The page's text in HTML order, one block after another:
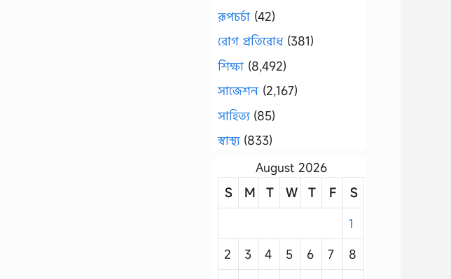
রূপচর্চা (42)
রোগ প্রতিরোধ(381)
শিক্ষা (8,492)
সাজেশন (2,167)
সাহিত্য(85)
স্বাস্থ্য(833)
August 2026
S
M T W T F
S
1
2
3 4 5 6 7
8